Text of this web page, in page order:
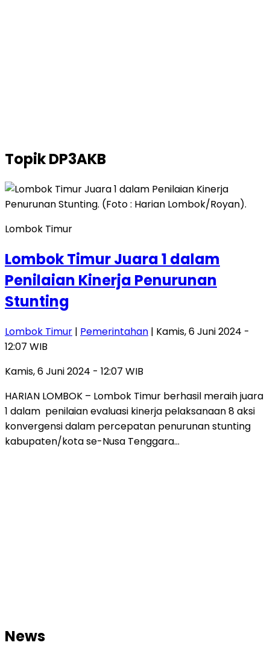
TopikDP3AKB
Lombok Timur
Lombok Timur Juara 1 dalam
Penilaian Kinerja Penurunan
Stunting
Lombok Timur | Pemerintahan | Kamis, 6 Juni 2024 -
12:07 WIB
Kamis, 6 Juni 2024 - 12:07 WIB
HARIAN LOMBOK – Lombok Timur berhasil meraih juara
1 dalam penilaian evaluasi kinerja pelaksanaan 8 aksi
konvergensi dalam percepatan penurunan stunting
kabupaten/kota se-Nusa Tenggara…
News